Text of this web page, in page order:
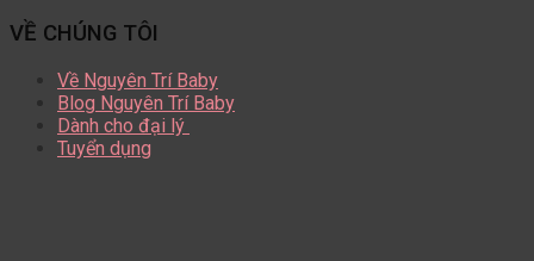
VỀ CHÚNG TÔI
Về Nguyên Trí Baby
Blog Nguyên Trí Baby
Dành cho đại lý
Tuyển dụng